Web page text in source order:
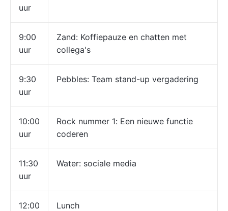
uur
9:00
uur
Zand: Koffiepauze en chatten met
collega's
9:30
uur
Pebbles: Team stand-up vergadering
10:00
uur
Rock nummer 1: Een nieuwe functie
coderen
11:30
uur
Water: sociale media
12:00
Lunch